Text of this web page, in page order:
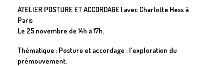
ATELIER POSTURE ET ACCORDAGE 1 avec Charlotte Hess à
Paris
Le 25 novembre de 14h à 17h.
Thématique : Posture et accordage : l’exploration du
prémouvement.